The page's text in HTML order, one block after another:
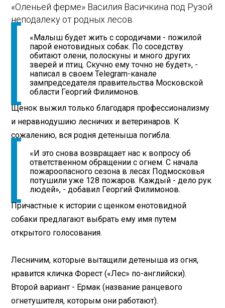
«Оленьей ферме» Василия Васичкина под Рузой
неподалеку от родных лесов.
«Малыш будет жить с сородичами - пожилой
парой енотовидных собак. По соседству
обитают олени, полоскуны и много других
зверей и птиц. Скучно ему точно не будет», -
написал в своем Telegram-канале
зампредседателя правительства Московской
области Георгий Филимонов.
Щенок выжил только благодаря профессионализму
и неравнодушию лесничих и ветеринаров. К
сожалению, вся родня детеныша погибла.
«И это снова возвращает нас к вопросу об
ответственном обращении с огнем. С начала
пожароопасного сезона в лесах Подмосковья
потушили уже 128 пожаров. Каждый - дело рук
людей», - добавил Георгий Филимонов.
Причастные к истории с щенком енотовидной
собаки предлагают выбрать ему имя путем
открытого голосования.
Лесничим, которые вытащили детеныша из огня,
нравится кличка Форест («Лес» по-английски).
Второй вариант - Ермак (название ранцевого
огнетушителя, которым они работают).